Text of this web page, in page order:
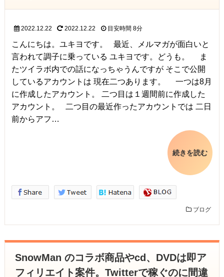
2022.12.22 2022.12.22 目安時間 8分
こんにちは。ユキヨです。 最近、メルマガが面白いと
言われて調子に乗っている ユキヨです。どうも。 ま
たツイラボ内での話になっちゃうんですが そこで公開
しているアカウントは 現在二つあります。 一つは8月
に作成したアカウント。 二つ目は１週間前に作成した
アカウント。 二つ目の最近作ったアカウントでは 二日
前からアフ…
続きを読む
ブログ
SnowMan のコラボ商品やcd、DVDは即ア
フィリエイト案件。Twitterで稼ぐのに間違